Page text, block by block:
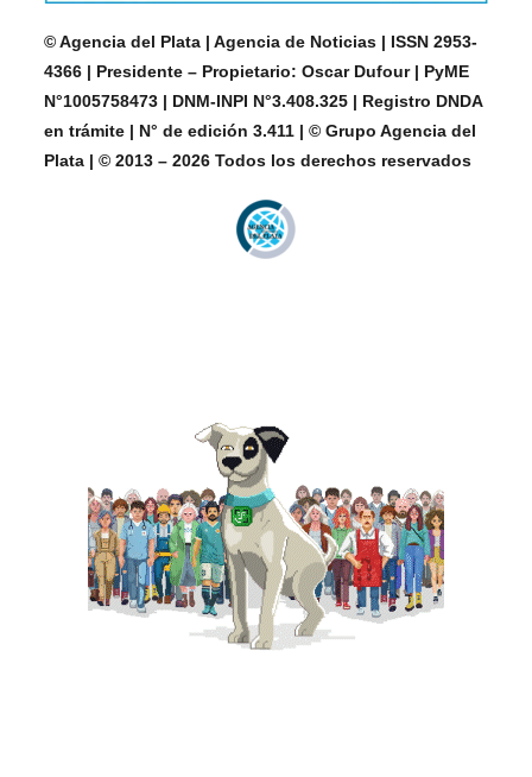
© Agencia del Plata | Agencia de Noticias | ISSN 2953-
4366 | Presidente – Propietario: Oscar Dufour | PyME
N°1005758473 | DNM-INPI N°3.408.325 | Registro DNDA
en trámite | N° de edición 3.411 | © Grupo Agencia del
Plata | © 2013 – 2026 Todos los derechos reservados